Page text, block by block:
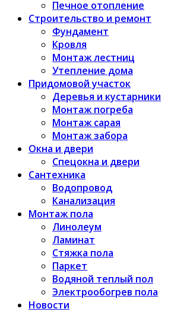
Печное отопление
Строительство и ремонт
Фундамент
Кровля
Монтаж лестниц
Утепление дома
Придомовой участок
Деревья и кустарники
Монтаж погреба
Монтаж сарая
Монтаж забора
Окна и двери
Спецокна и двери
Сантехника
Водопровод
Канализация
Монтаж пола
Линолеум
Ламинат
Стяжка пола
Паркет
Водяной теплый пол
Электрообогрев пола
Новости